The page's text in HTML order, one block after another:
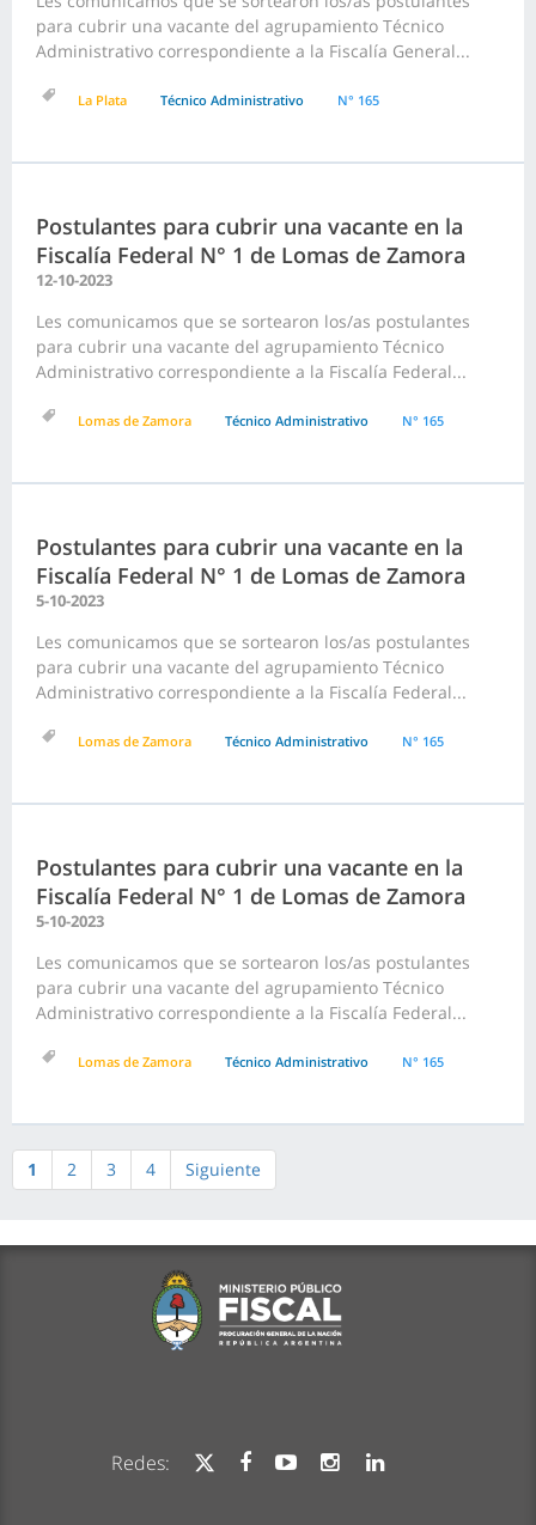
para cubrir una vacante del agrupamiento Técnico
Administrativo correspondiente a la Fiscalía General...
La Plata Técnico Administrativo N° 165
Postulantes para cubrir una vacante en la
Fiscalía Federal N° 1 de Lomas de Zamora
12-10-2023
Les comunicamos que se sortearon los/as postulantes
para cubrir una vacante del agrupamiento Técnico
Administrativo correspondiente a la Fiscalía Federal...
Lomas de Zamora Técnico Administrativo N° 165
Postulantes para cubrir una vacante en la
Fiscalía Federal N° 1 de Lomas de Zamora
5-10-2023
Les comunicamos que se sortearon los/as postulantes
para cubrir una vacante del agrupamiento Técnico
Administrativo correspondiente a la Fiscalía Federal...
Lomas de Zamora Técnico Administrativo N° 165
Postulantes para cubrir una vacante en la
Fiscalía Federal N° 1 de Lomas de Zamora
5-10-2023
Les comunicamos que se sortearon los/as postulantes
para cubrir una vacante del agrupamiento Técnico
Administrativo correspondiente a la Fiscalía Federal...
Lomas de Zamora Técnico Administrativo N° 165
1 2 3 4 Siguiente
Redes: